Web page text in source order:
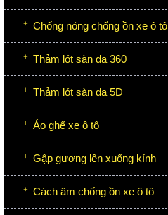
Chống nóng chống ồn xe ô tô
Thảm lót sàn da 360
Thảm lót sàn da 5D
Áo ghế xe ô tô
Gập gương lên xuống kính
Cách âm chống ồn xe ô tô